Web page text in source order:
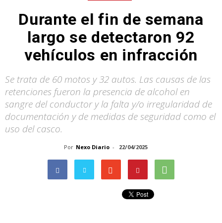
Durante el fin de semana
largo se detectaron 92
vehículos en infracción
Se trata de 60 motos y 32 autos. Las causas de las
retenciones fueron la presencia de alcohol en
sangre del conductor y la falta y/o irregularidad de
documentación y de medidas de seguridad como el
uso del casco.
Por Nexo Diario - 22/04/2025